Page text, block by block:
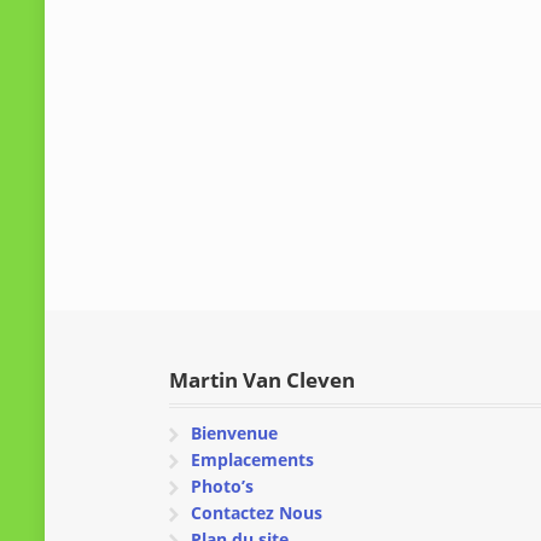
Martin Van Cleven
Bienvenue
Emplacements
Photo’s
Contactez Nous